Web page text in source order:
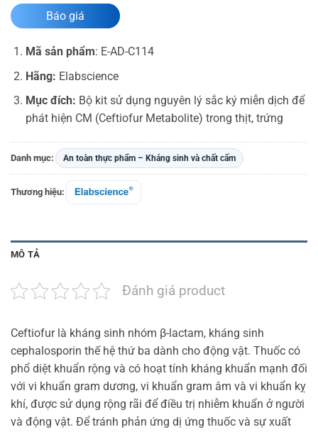
Báo giá
Mã sản phẩm: E-AD-C114
Hãng: Elabscience
Mục đích: Bộ kit sử dụng nguyên lý sắc ký miễn dịch để
phát hiện CM (Ceftiofur Metabolite) trong thịt, trứng
Danh mục: An toàn thực phẩm – Kháng sinh và chất cấm
Thương hiệu:
MÔ TẢ
Đánh giá product
Ceftiofur là kháng sinh nhóm β-lactam, kháng sinh
cephalosporin thế hệ thứ ba dành cho động vật. Thuốc có
phổ diệt khuẩn rộng và có hoạt tính kháng khuẩn mạnh đối
với vi khuẩn gram dương, vi khuẩn gram âm và vi khuẩn kỵ
khí, được sử dụng rộng rãi để điều trị nhiễm khuẩn ở người
và động vật. Để tránh phản ứng dị ứng thuốc và sự xuất